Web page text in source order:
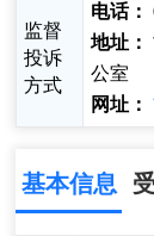
监督
投诉
方式
电话：
地址：
公室
网址：
基本信息